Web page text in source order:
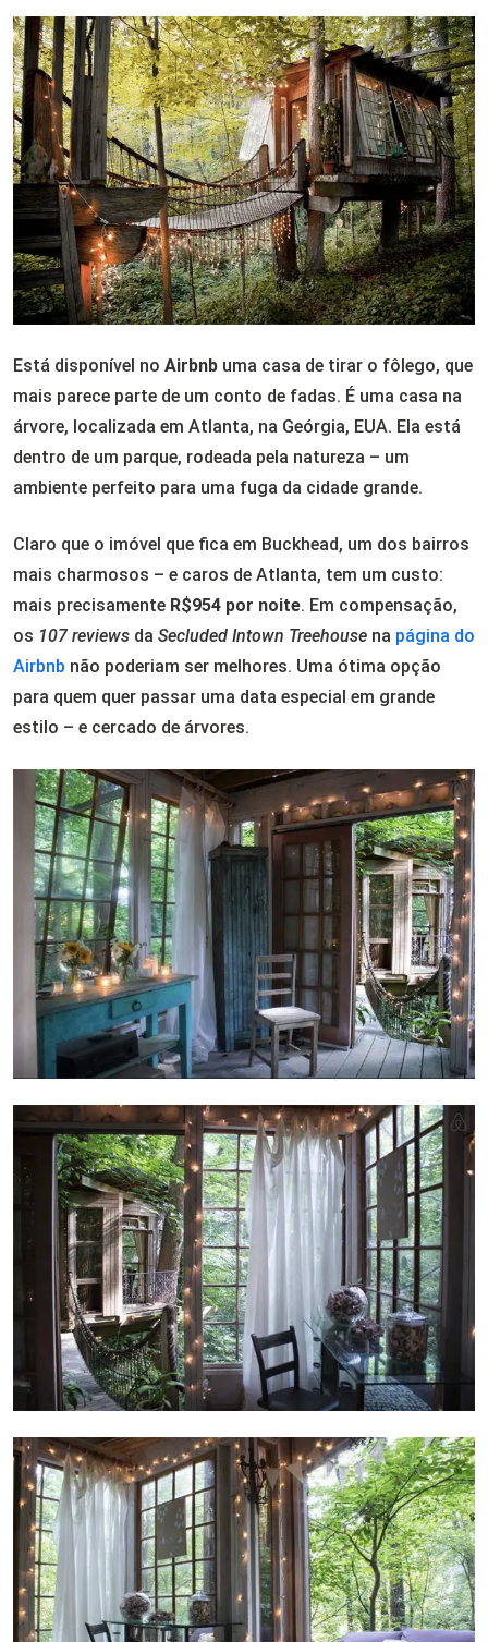
Está disponível no Airbnb uma casa de tirar o fôlego, que
mais parece parte de um conto de fadas. É uma casa na
árvore, localizada em Atlanta, na Geórgia, EUA. Ela está
dentro de um parque, rodeada pela natureza – um
ambiente perfeito para uma fuga da cidade grande.
Claro que o imóvel que fica em Buckhead, um dos bairros
mais charmosos – e caros de Atlanta, tem um custo:
mais precisamente R$954 por noite. Em compensação,
os 107 reviews da Secluded Intown Treehouse na página do
Airbnb não poderiam ser melhores. Uma ótima opção
para quem quer passar uma data especial em grande
estilo – e cercado de árvores.